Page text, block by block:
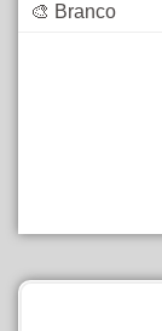
🎨 Branco